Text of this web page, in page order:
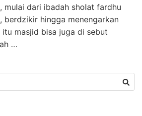
mulai dari ibadah sholat fardhu
berdzikir hingga menengarkan
masjid bisa juga di sebut
…